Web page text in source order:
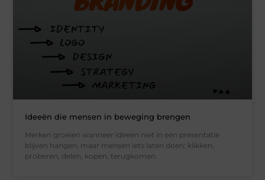
Ideeën die mensen in beweging brengen
Merken groeien wanneer ideeën niet in een presentatie
blijven hangen, maar mensen iets laten doen: klikken,
proberen, delen, kopen, terugkomen.